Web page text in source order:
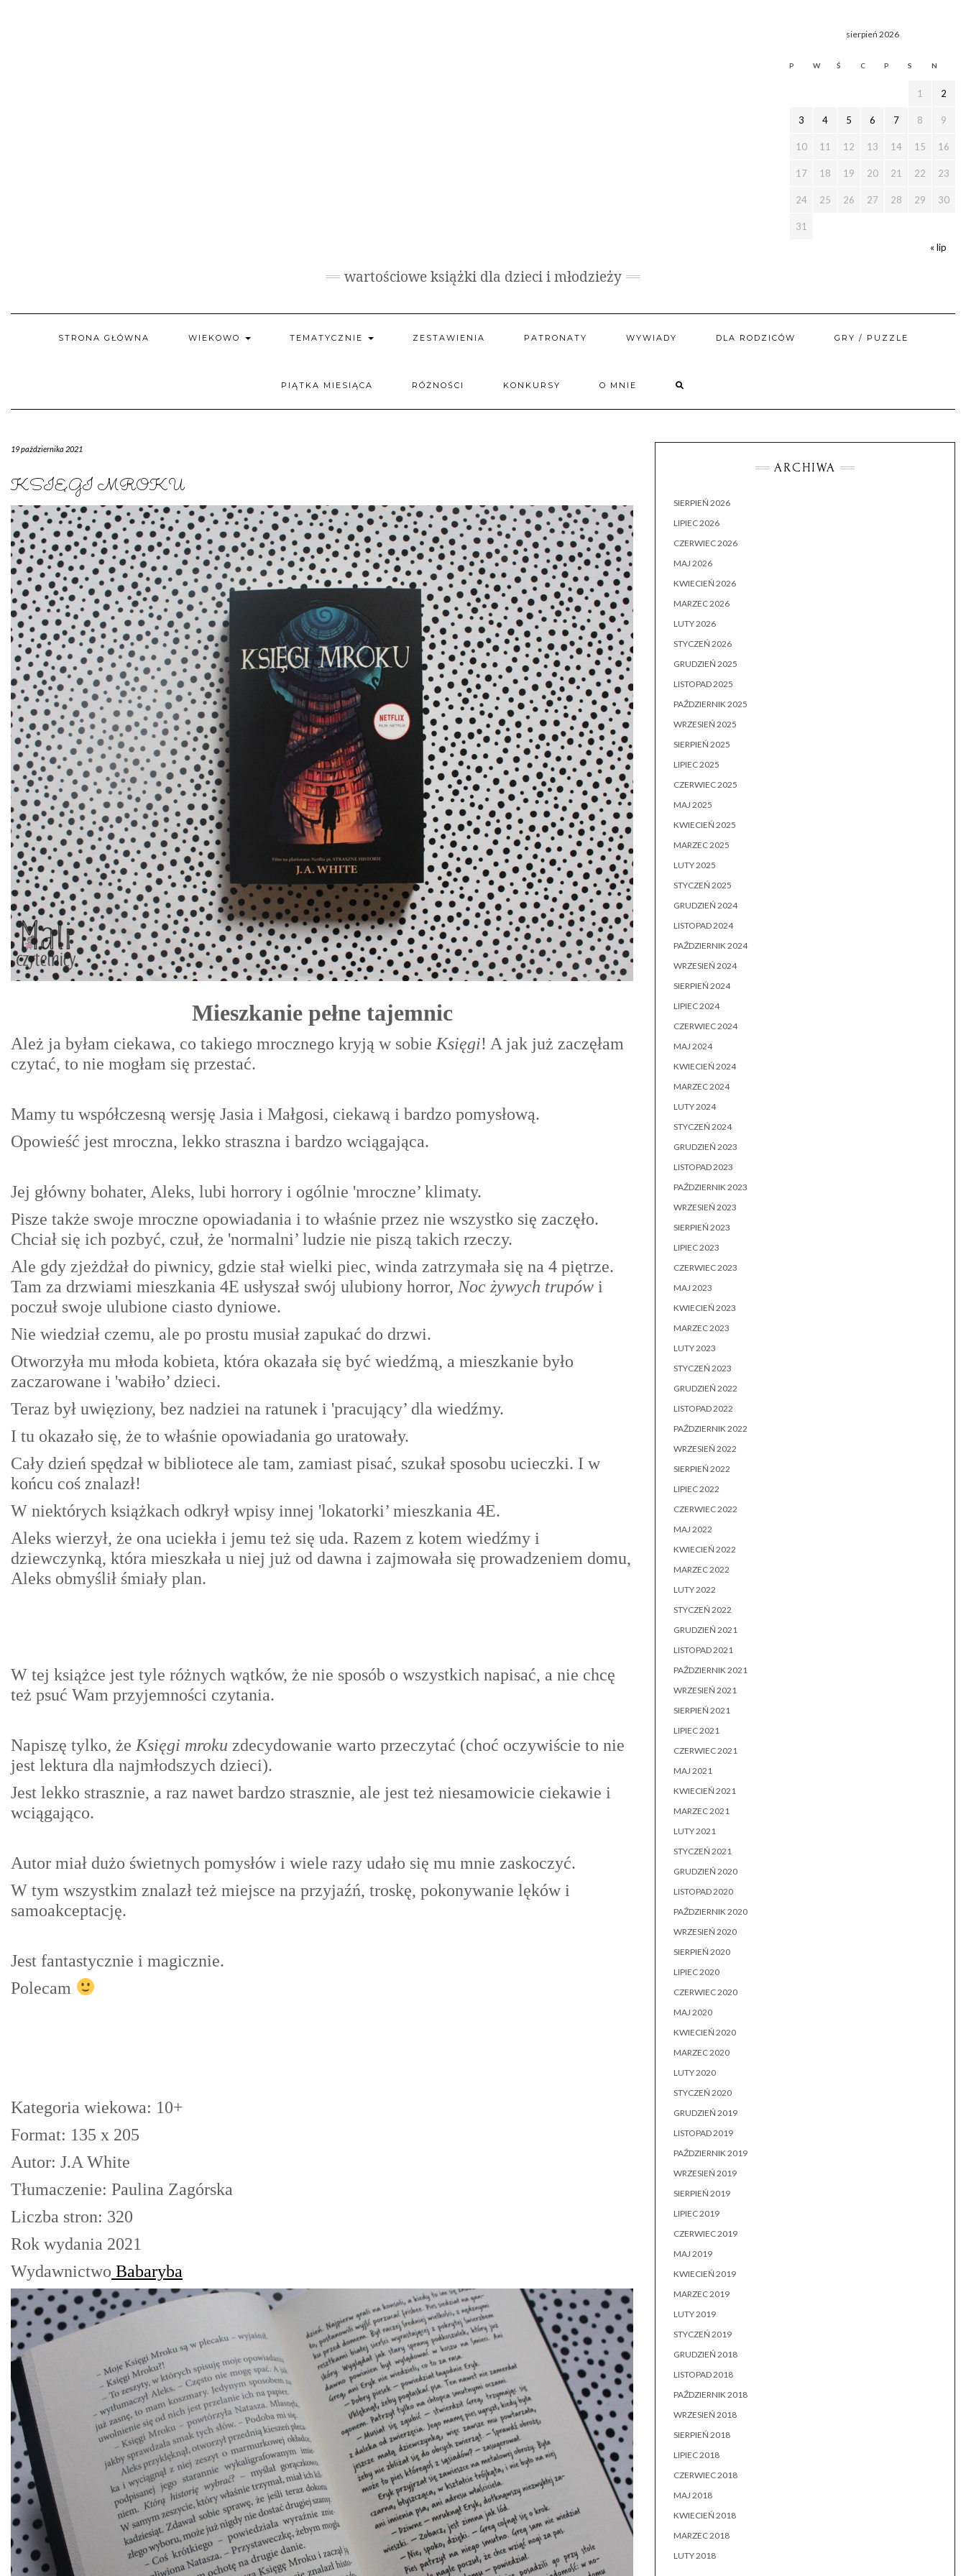
sierpień 2026
P W Ś C P S N
1 2
3 4 5 6 7 8 9
10 11 12 13 14 15 16
17 18 19 20 21 22 23
24 25 26 27 28 29 30
31
« lip
wartościowe książki dla dzieci i młodzieży
STRONA GŁÓWNA WIEKOWO TEMATYCZNIE ZESTAWIENIA PATRONATY WYWIADY DLA RODZICÓW GRY / PUZZLE
PIĄTKA MIESIĄCA RÓŻNOŚCI KONKURSY O MNIE
19 października 2021
KSIĘGI MROKU
Mieszkanie pełne tajemnic
Ależ ja byłam ciekawa, co takiego mrocznego kryją w sobie Księgi! A jak już zaczęłam
czytać, to nie mogłam się przestać.
Mamy tu współczesną wersję Jasia i Małgosi, ciekawą i bardzo pomysłową.
Opowieść jest mroczna, lekko straszna i bardzo wciągająca.
Jej główny bohater, Aleks, lubi horrory i ogólnie 'mroczne’ klimaty.
Pisze także swoje mroczne opowiadania i to właśnie przez nie wszystko się zaczęło.
Chciał się ich pozbyć, czuł, że 'normalni’ ludzie nie piszą takich rzeczy.
Ale gdy zjeżdżał do piwnicy, gdzie stał wielki piec, winda zatrzymała się na 4 piętrze.
Tam za drzwiami mieszkania 4E usłyszał swój ulubiony horror, Noc żywych trupów i
poczuł swoje ulubione ciasto dyniowe.
Nie wiedział czemu, ale po prostu musiał zapukać do drzwi.
Otworzyła mu młoda kobieta, która okazała się być wiedźmą, a mieszkanie było
zaczarowane i 'wabiło’ dzieci.
Teraz był uwięziony, bez nadziei na ratunek i 'pracujący’ dla wiedźmy.
I tu okazało się, że to właśnie opowiadania go uratowały.
Cały dzień spędzał w bibliotece ale tam, zamiast pisać, szukał sposobu ucieczki. I w
końcu coś znalazł!
W niektórych książkach odkrył wpisy innej 'lokatorki’ mieszkania 4E.
Aleks wierzył, że ona uciekła i jemu też się uda. Razem z kotem wiedźmy i
dziewczynką, która mieszkała u niej już od dawna i zajmowała się prowadzeniem domu,
Aleks obmyślił śmiały plan.
W tej książce jest tyle różnych wątków, że nie sposób o wszystkich napisać, a nie chcę
też psuć Wam przyjemności czytania.
Napiszę tylko, że Księgi mroku zdecydowanie warto przeczytać (choć oczywiście to nie
jest lektura dla najmłodszych dzieci).
Jest lekko strasznie, a raz nawet bardzo strasznie, ale jest też niesamowicie ciekawie i
wciągająco.
Autor miał dużo świetnych pomysłów i wiele razy udało się mu mnie zaskoczyć.
W tym wszystkim znalazł też miejsce na przyjaźń, troskę, pokonywanie lęków i
samoakceptację.
Jest fantastycznie i magicznie.
Polecam
Kategoria wiekowa: 10+
Format: 135 x 205
Autor: J.A White
Tłumaczenie: Paulina Zagórska
Liczba stron: 320
Rok wydania 2021
Wydawnictwo Babaryba
ARCHIWA
SIERPIEŃ 2026
LIPIEC 2026
CZERWIEC 2026
MAJ 2026
KWIECIEŃ 2026
MARZEC 2026
LUTY 2026
STYCZEŃ 2026
GRUDZIEŃ 2025
LISTOPAD 2025
PAŹDZIERNIK 2025
WRZESIEŃ 2025
SIERPIEŃ 2025
LIPIEC 2025
CZERWIEC 2025
MAJ 2025
KWIECIEŃ 2025
MARZEC 2025
LUTY 2025
STYCZEŃ 2025
GRUDZIEŃ 2024
LISTOPAD 2024
PAŹDZIERNIK 2024
WRZESIEŃ 2024
SIERPIEŃ 2024
LIPIEC 2024
CZERWIEC 2024
MAJ 2024
KWIECIEŃ 2024
MARZEC 2024
LUTY 2024
STYCZEŃ 2024
GRUDZIEŃ 2023
LISTOPAD 2023
PAŹDZIERNIK 2023
WRZESIEŃ 2023
SIERPIEŃ 2023
LIPIEC 2023
CZERWIEC 2023
MAJ 2023
KWIECIEŃ 2023
MARZEC 2023
LUTY 2023
STYCZEŃ 2023
GRUDZIEŃ 2022
LISTOPAD 2022
PAŹDZIERNIK 2022
WRZESIEŃ 2022
SIERPIEŃ 2022
LIPIEC 2022
CZERWIEC 2022
MAJ 2022
KWIECIEŃ 2022
MARZEC 2022
LUTY 2022
STYCZEŃ 2022
GRUDZIEŃ 2021
LISTOPAD 2021
PAŹDZIERNIK 2021
WRZESIEŃ 2021
SIERPIEŃ 2021
LIPIEC 2021
CZERWIEC 2021
MAJ 2021
KWIECIEŃ 2021
MARZEC 2021
LUTY 2021
STYCZEŃ 2021
GRUDZIEŃ 2020
LISTOPAD 2020
PAŹDZIERNIK 2020
WRZESIEŃ 2020
SIERPIEŃ 2020
LIPIEC 2020
CZERWIEC 2020
MAJ 2020
KWIECIEŃ 2020
MARZEC 2020
LUTY 2020
STYCZEŃ 2020
GRUDZIEŃ 2019
LISTOPAD 2019
PAŹDZIERNIK 2019
WRZESIEŃ 2019
SIERPIEŃ 2019
LIPIEC 2019
CZERWIEC 2019
MAJ 2019
KWIECIEŃ 2019
MARZEC 2019
LUTY 2019
STYCZEŃ 2019
GRUDZIEŃ 2018
LISTOPAD 2018
PAŹDZIERNIK 2018
WRZESIEŃ 2018
SIERPIEŃ 2018
LIPIEC 2018
CZERWIEC 2018
MAJ 2018
KWIECIEŃ 2018
MARZEC 2018
LUTY 2018